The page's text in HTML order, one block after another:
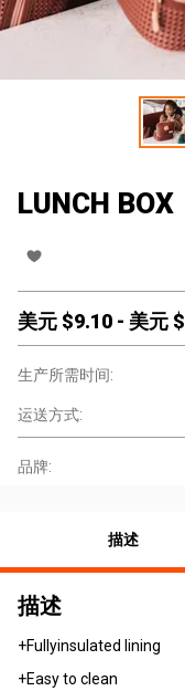
LUNCH BOX
美元 $9.10 - 美元 $
生产所需时间:
运送方式:
品牌:
描述
描述
+Fullyinsulated lining
+Easy to clean